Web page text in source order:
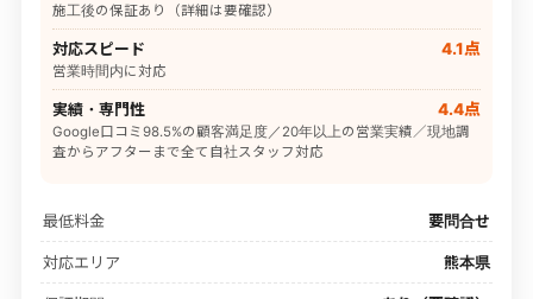
施工後の保証あり（詳細は要確認）
対応スピード 4.1点
営業時間内に対応
実績・専門性 4.4点
Google口コミ98.5%の顧客満足度／20年以上の営業実績／現地調
査からアフターまで全て自社スタッフ対応
最低料金 要問合せ
対応エリア 熊本県